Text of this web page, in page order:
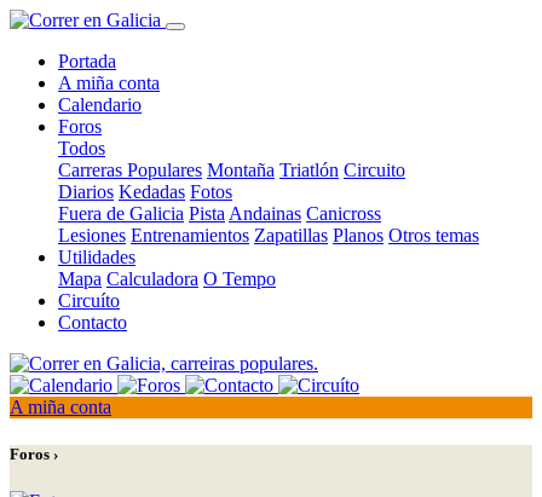
Portada
A miña conta
Calendario
Foros
Todos
Carreras Populares Montaña Triatlón Circuito
Diarios Kedadas Fotos
Fuera de Galicia Pista Andainas Canicross
Lesiones Entrenamientos Zapatillas Planos Otros temas
Utilidades
Mapa Calculadora O Tempo
Circuíto
Contacto
A miña conta
Foros ›